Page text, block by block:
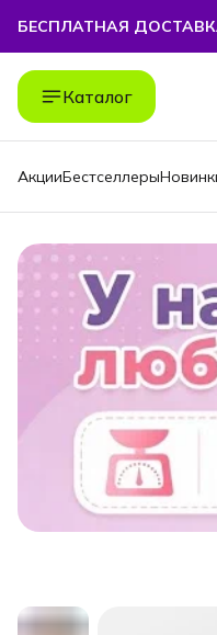
БЕСПЛАТНАЯ ДОСТАВКА
БЕСПЛАТНАЯ ДОСТАВКА
Каталог
АкцииБестселлеры